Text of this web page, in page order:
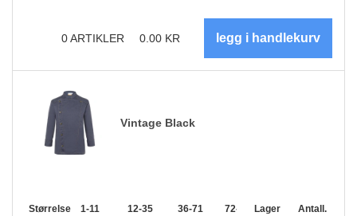
0ARTIKLER 0.00 KR
Vintage Black
Størrelse 1-11 12-35 36-71 72-143 144-287
Lager Antall.